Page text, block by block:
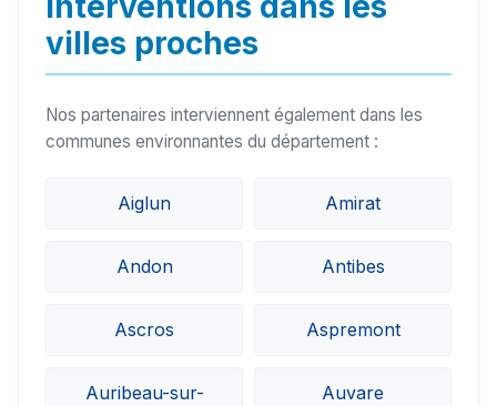
villes proches
Nos partenaires interviennent également dans les
communes environnantes du département :
Aiglun Amirat
Andon Antibes
Ascros Aspremont
Auribeau-sur-
Auvare